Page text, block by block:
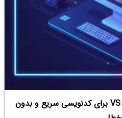
بهترین اکستنشن‌های VS Code برای کدنویسی سریع و بدون